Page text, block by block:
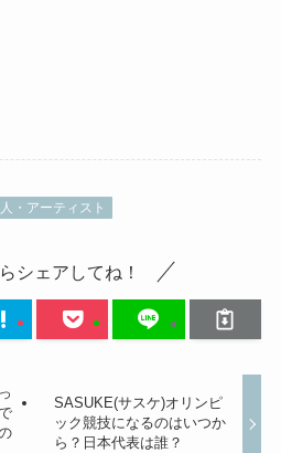
・アーティスト
シェアしてね！
SASUKE(サスケ)オリンピ
ック競技になるのはいつか
ら？日本代表は誰？